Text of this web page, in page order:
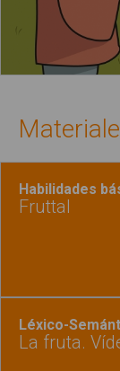
Habilidades
Fruttal
Léxico-
La fruta.